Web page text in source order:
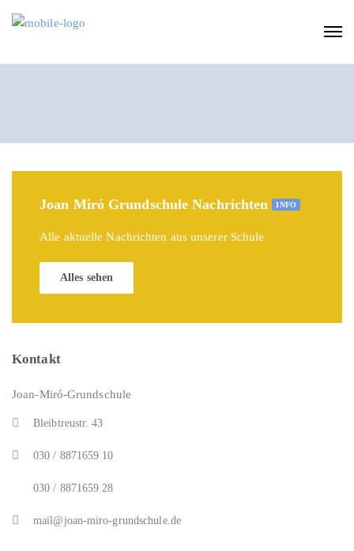
Joan Miró Grundschule Nachrichten INFO
Alle aktuelle Nachrichten aus unserer Schule
Alles sehen
Kontakt
Joan-Miró-Grundschule
Bleibtreustr. 43
030 / 8871659 10
030 / 8871659 28
mail@joan-miro-grundschule.de